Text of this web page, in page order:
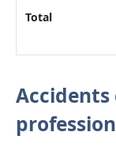
Total